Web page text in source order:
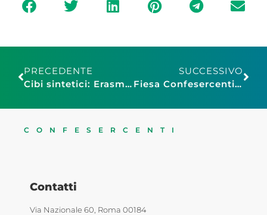
PRECEDENTE
Cibi sintetici: Erasmi, Presidente Fiesa Confesercenti, “Bene decisione del governo di volerli vietare”
SUCCESSIVO
Fiesa Confesercenti Campania: un plauso alla decisione del Governo al divieto dei cibi sintetici
CONFESERCENTI
Contatti
Via Nazionale 60, Roma 00184